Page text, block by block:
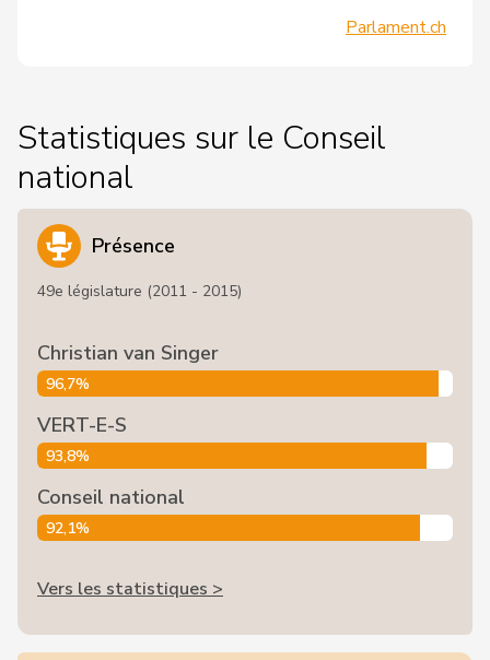
Parlament.ch
Statistiques sur le Conseil
national
Présence
49e législature (2011 - 2015)
Christian van Singer
96,7%
VERT-E-S
93,8%
Conseil national
92,1%
Vers les statistiques >